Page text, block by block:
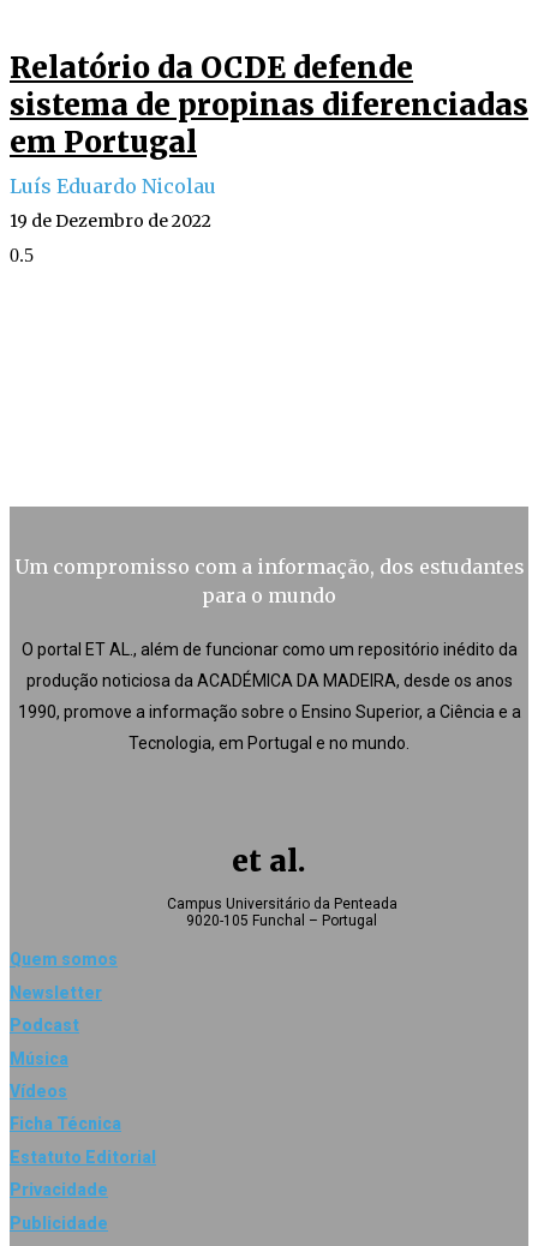
Relatório da OCDE defende
sistema de propinas diferenciadas
em Portugal
Luís Eduardo Nicolau
19 de Dezembro de 2022
Um compromisso com a informação, dos estudantes
para o mundo
O portal ET AL., além de funcionar como um repositório inédito da
produção noticiosa da ACADÉMICA DA MADEIRA, desde os anos
1990, promove a informação sobre o Ensino Superior, a Ciência e a
Tecnologia, em Portugal e no mundo.
et al.
Campus Universitário da Penteada
9020-105 Funchal – Portugal
Quem somos
Newsletter
Podcast
Música
Vídeos
Ficha Técnica
Estatuto Editorial
Privacidade
Publicidade